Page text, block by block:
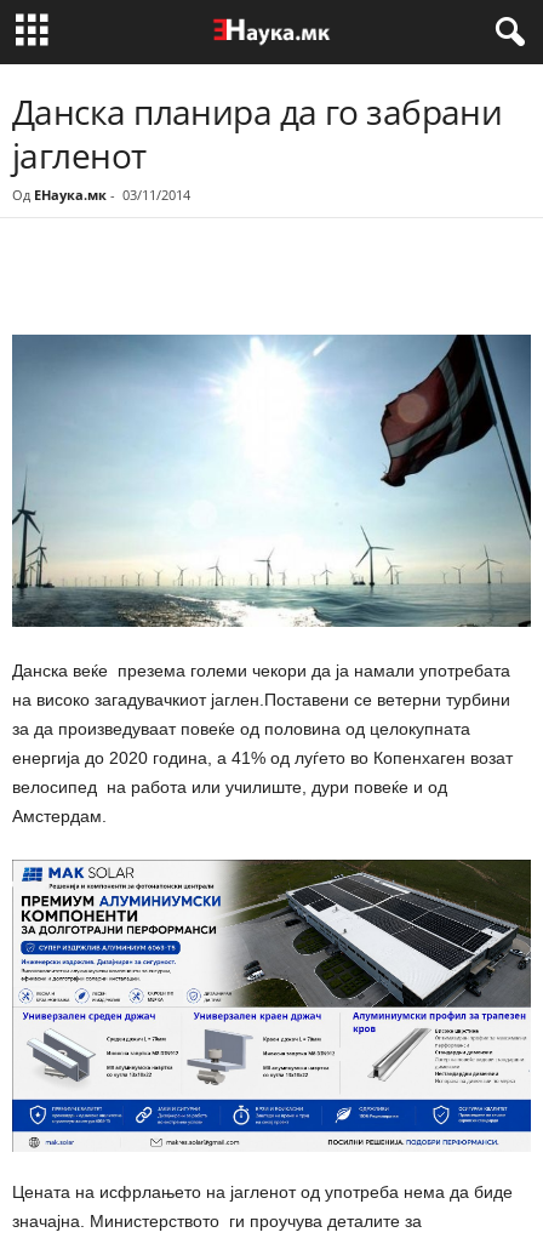
Данска планира да го забрани
јагленот
Од ЕНаука.мк - 03/11/2014
Данска веќе презема големи чекори да ја намали употребата
на високо загадувачкиот јаглен.Поставени се ветерни турбини
за да произведуваат повеќе од половина од целокупната
енергија до 2020 година, а 41% од луѓето во Копенхаген возат
велосипед на работа или училиште, дури повеќе и од
Амстердам.
Цената на исфрлањето на јагленот од употреба нема да биде
значајна. Министерството ги проучува деталите за